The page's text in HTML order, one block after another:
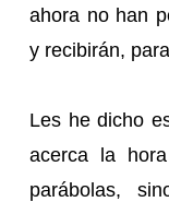
ahora no han
y recibirán,
Les he dicho
acerca la
parábolas,